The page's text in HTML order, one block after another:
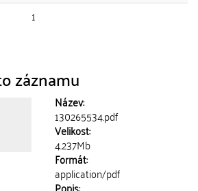
1
záznamu
Název:
130265534.pdf
Velikost:
4.237Mb
Formát:
application/pdf